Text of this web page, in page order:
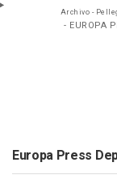
Archivo -
- EUROPA
Europa Press